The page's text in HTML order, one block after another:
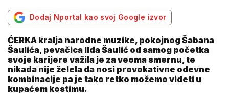
Dodaj Nportal kao svoj Google izvor
ĆERKA kralja narodne muzike, pokojnog Šabana
Šaulića, pevačica Ilda Šaulić od samog početka
svoje karijere važila je za veoma smernu, te
nikada nije želela da nosi provokativne odevne
kombinacije pa je tako retko možemo videti u
kupaćem kostimu.